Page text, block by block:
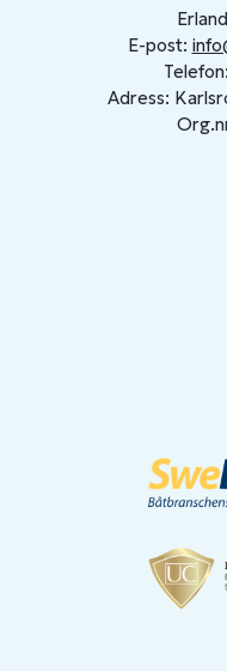
E-post:
Adress: